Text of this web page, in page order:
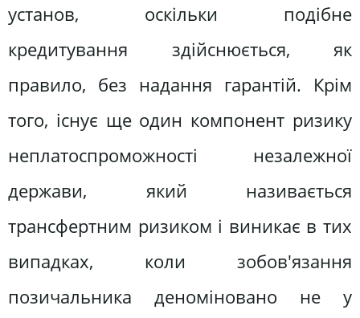
установ, оскільки подібне
кредитування здійснюється, як
правило, без надання гарантій. Крім
того, існує ще один компонент ризику
неплатоспроможності незалежної
держави, який називається
трансфертним ризиком і виникає в тих
випадках, коли зобов'язання
позичальника деноміновано не у